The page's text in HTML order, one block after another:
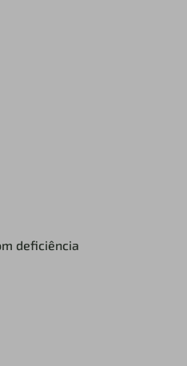
deficiência